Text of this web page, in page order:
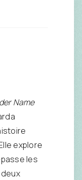
Name
explore
les